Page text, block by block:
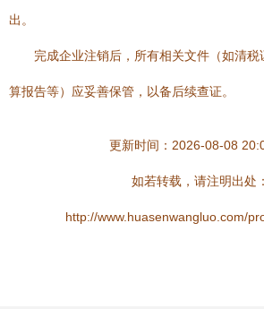
出。
完成企业注销后，所有相关文件（如清
算报告等）应妥善保管，以备后续查证。
更新时间：2026-08-08
如若转载，请注明出处：
http://www.huasenwangluo.com/